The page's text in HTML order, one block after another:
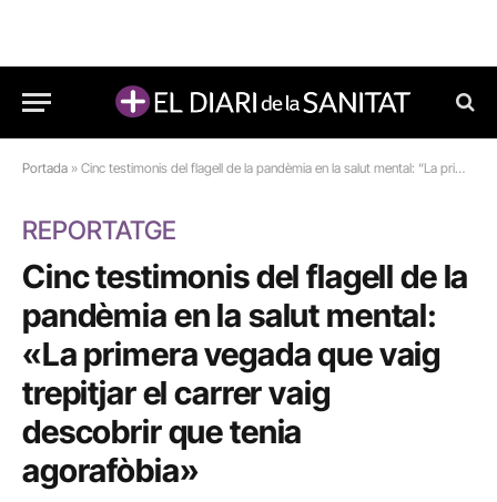
Portada » Cinc testimonis del flagell de la pandèmia en la salut mental: “La primera vegada que vaig trepitjar el carrer vaig descobrir que tenia agorafòbia”
REPORTATGE
Cinc testimonis del flagell de la
pandèmia en la salut mental:
«La primera vegada que vaig
trepitjar el carrer vaig
descobrir que tenia
agorafòbia»